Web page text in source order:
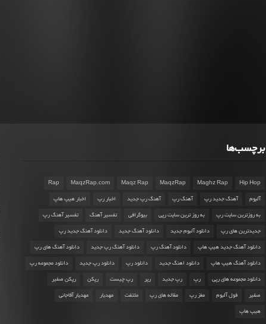
برچسب‌ها
Hip Hop
Maghz Rap
MaqzRap
Maqz Rap
MaqzRap.com
Rap
آلبوم آهنگ جدید رپ آهنگ رپ آهنگ رپ جدید اخبار رپ اخبار هیپ هاپ
به روزترین سایت رپ به روز ترین سایت رپی بیوگرافی تفسیر آهنگ تفسیر آهنگ رپ
جدیدترین های رپ دانلود آلبوم جدید دانلود آهنگ جدید دانلود آهنگ جدید رپ
دانلود آهنگ جدید هیپ هاپ دانلود آهنگ رپ دانلود آهنگ رپ جدید دانلود آهنگ های رپ
دانلود آهنگ هیپ هاپ دانلود اهنگ جدید دانلود رپ دانلود رپ جدید دانلود مجموعه رپ
دانلود مجموعه های رپی رپ رپ جدید رپر رپ چیست رپکن رپکن صفیر
صفیر فول آلبوم مغز رپ مقاله های رپ ملتفت مهدیار مهدیار آقاجانی
هیپ هاپ